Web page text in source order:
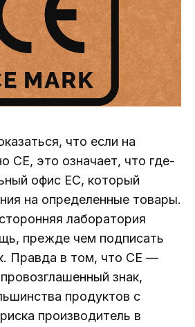
что если на
CE, это означает, что где-
офис ЕС, который
на определенные товары.
лаборатория
прежде чем подписать
Правда в том, что CE —
знак,
продуктов с
производитель в